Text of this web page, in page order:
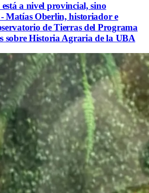
a nivel provincial, sino
Matías Oberlin, historiador e
de Tierras del Programa
sobre Historia Agraria de la UBA